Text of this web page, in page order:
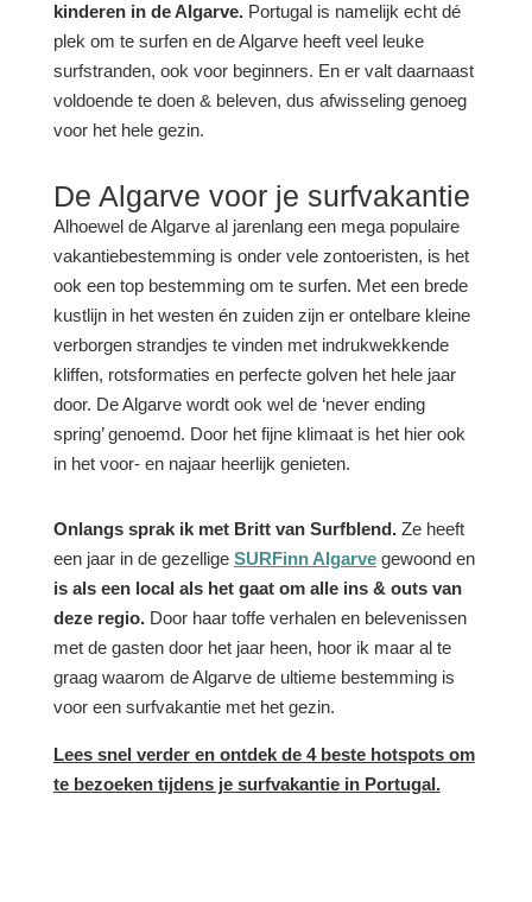
kinderen in de Algarve.Portugal is namelijk echt dé
plek om te surfen en de Algarve heeft veel leuke
surfstranden, ook voor beginners. En er valt daarnaast
voldoende te doen & beleven, dus afwisseling genoeg
voor het hele gezin.
De Algarve voor je surfvakantie
Alhoewel de Algarve al jarenlang een mega populaire
vakantiebestemming is onder vele zontoeristen, is het
ook een top bestemming om te surfen. Met een brede
kustlijn in het westen én zuiden zijn er ontelbare kleine
verborgen strandjes te vinden met indrukwekkende
kliffen, rotsformaties en perfecte golven het hele jaar
door. De Algarve wordt ook wel de ‘never ending
spring’ genoemd. Door het fijne klimaat is het hier ook
in het voor- en najaar heerlijk genieten.
Onlangs sprak ik met Britt van Surfblend.Ze heeft
een jaar in de gezellige SURFinn Algarvegewoond en
is als een local als het gaat om alle ins & outs van
deze regio.Door haar toffe verhalen en belevenissen
met de gasten door het jaar heen, hoor ik maar al te
graag waarom de Algarve de ultieme bestemming is
voor een surfvakantie met het gezin.
Lees snel verder en ontdek de 4 beste hotspots om
te bezoeken tijdens je surfvakantie in Portugal.